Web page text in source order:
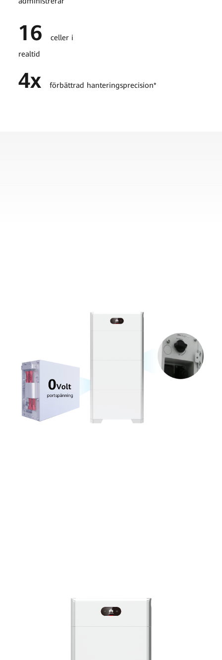
16
celler i
realtid
4x förbättrad hanteringsprecision*